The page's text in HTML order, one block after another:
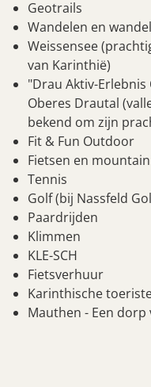
Geotrails
Wandelen en
Weissensee
van Karinthië)
"Drau Aktiv-
Oberes Drautal
bekend om zijn
Fit & Fun Outdoor
Fietsen en
Tennis
Golf (bij Nassfeld
Paardrijden
Klimmen
KLE-SCH
Fietsverhuur
Karinthische
Mauthen - Een